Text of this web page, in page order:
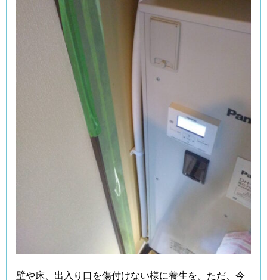
壁や床、出入り口を傷付けない様に養生を。ただ、今